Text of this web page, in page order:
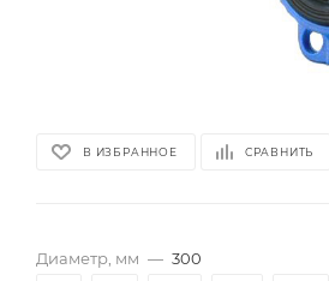
В ИЗБРАННОЕ СРАВНИТЬ
Диаметр, мм — 300